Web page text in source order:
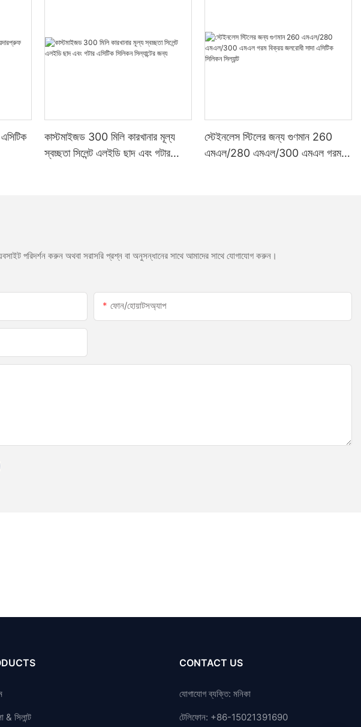
কাস্টমাইজড 300 মিলি কারখানার মূল্য
স্বচ্ছতা সিলেন্ট এলইডি ছাদ এবং গটার
স্টেইনলেস স্টিলের জন্য গুণমান 260
এমএল/280 এমএল/300 এমএল গরম
পরিদর্শন করুন অথবা সরাসরি প্রশ্ন বা অনুসন্ধানের সাথে আমাদের সাথে যোগাযোগ করুন।
ফোন/হোয়াটসঅ্যাপ
& সিলান্ট
CONTACT US
যোগাযোগ ব্যক্তি: মনিকা
টেলিফোন: +86-15021391690